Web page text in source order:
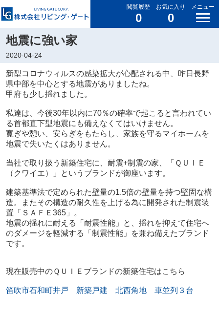
閲覧履歴
0
お気に入り
0
メニュー
地震に強い家
2020-04-24
新型コロナウィルスの感染拡大が心配される中、昨日長野
県中部を中心とする地震がありましたね。
甲府も少し揺れました。
私達は、今後30年以内に70％の確率で起こると言われてい
る首都直下型地震にも備えなくてはいけません。
寛ぎや憩い、安らぎをもたらし、家族を守るマイホームを
地震で失いたくはありません。
当社で取り扱う新築住宅に、耐震+制震の家、「ＱＵＩＥ
（クワイエ）」というブランドが御座います。
建築基準法で定められた壁量の1.5倍の壁量を持つ堅固な構
造。またその構造の耐久性を上げる為に開発された制震装
置「ＳＡＦＥ365」。
地震の揺れに耐える「耐震性能」と、揺れを抑えて住宅へ
のダメージを軽減する「制震性能」を兼ね備えたブランド
です。
現在販売中のＱＵＩＥブランドの新築住宅はこちら
笛吹市石和町井戸 新築戸建 北西角地 車並列３台